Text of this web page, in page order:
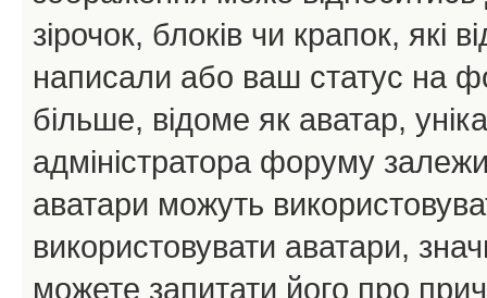
зірочок, блоків чи крапок, які
написали або ваш статус на
більше, відоме як аватар,
адміністратора форуму
аватари можуть
використовувати аватари,
можете запитати його про